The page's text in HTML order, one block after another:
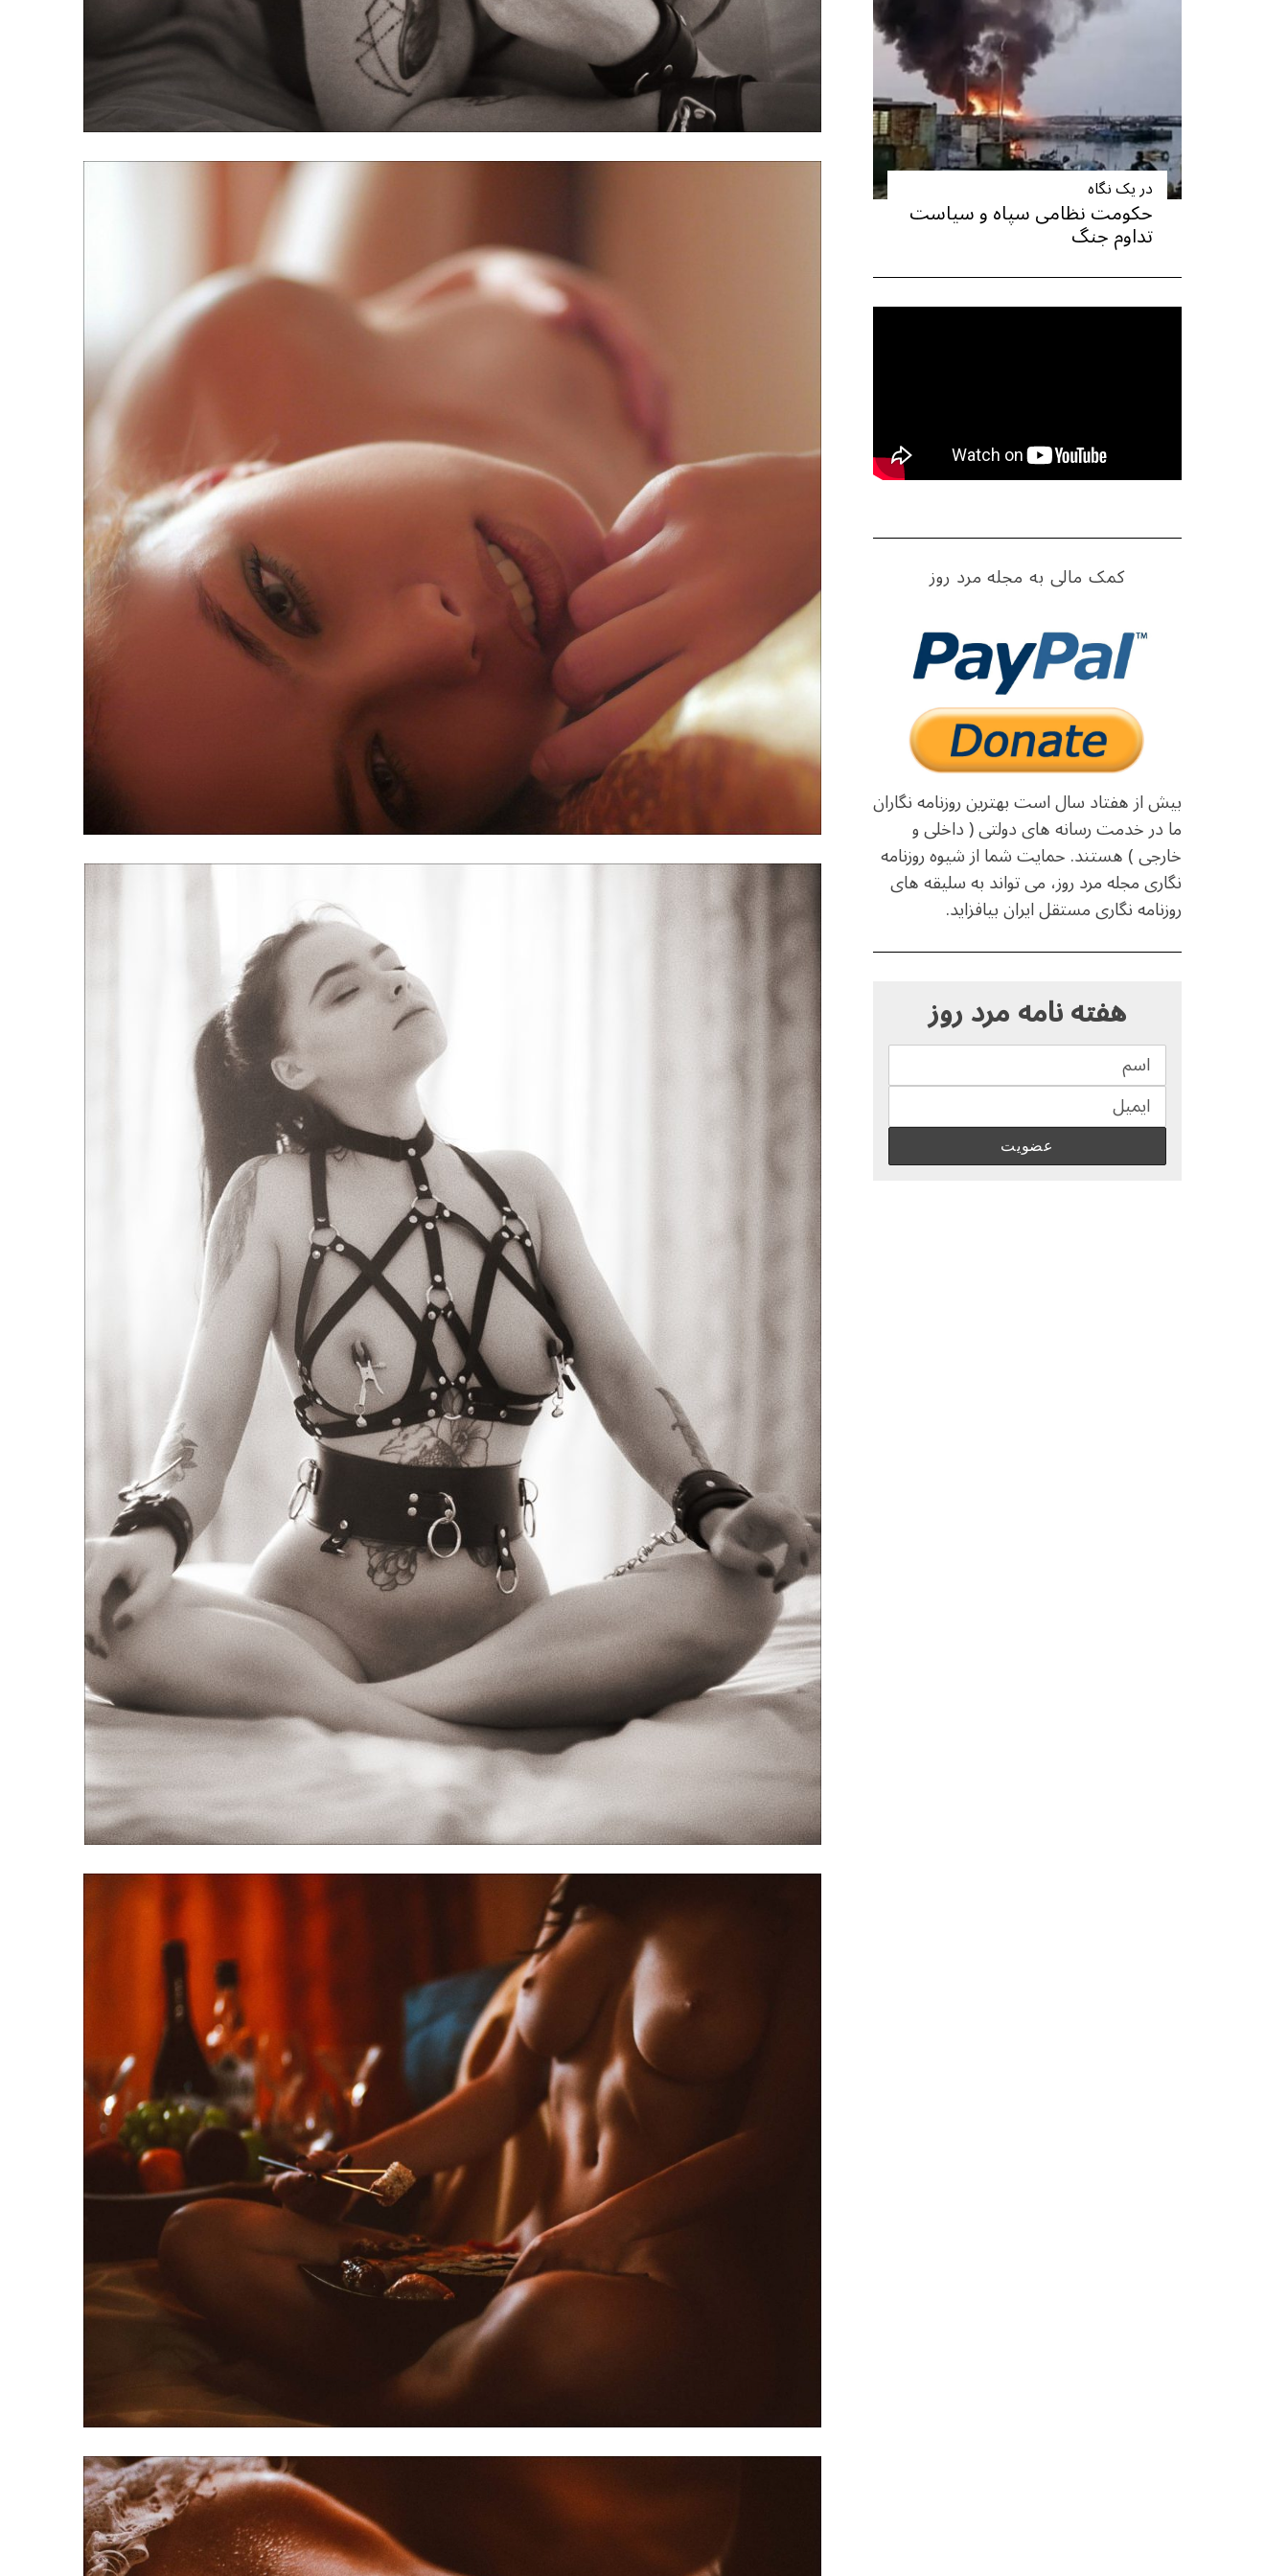
در یک نگاه
حکومت نظامی سپاه و سیاست
تداوم جنگ
کمک مالی به مجله مرد روز
بیش از هفتاد سال است بهترین روزنامه نگاران
ما در خدمت رسانه های دولتی ( داخلی و
خارجی ) هستند. حمایت شما از شیوه روزنامه
نگاری مجله مرد روز، می تواند به سلیقه های
روزنامه نگاری مستقل ایران بیافزاید.
هفته نامه مرد روز
S
r
c
f
r